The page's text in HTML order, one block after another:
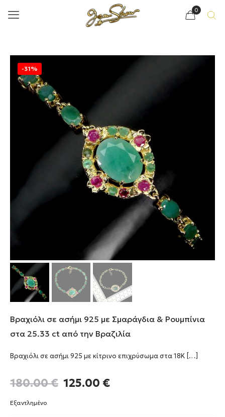
0
-31%
Βραχιόλι σε ασήμι 925 με Σμαράγδια & Ρουμπίνια
στα 25.33 ct από την Βραζιλία
Βραχιόλι σε ασήμι 925 με κίτρινο επιχρύσωμα στα 18Κ […]
180.00€ Original
125.00 €Η
Εξαντλημένο